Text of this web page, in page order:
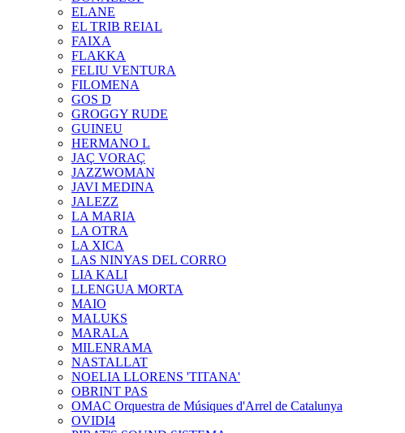
ELANE
EL TRIB REIAL
FAIXA
FLAKKA
FELIU VENTURA
FILOMENA
GOS D
GROGGY RUDE
GUINEU
HERMANO L
JAÇ VORAÇ
JAZZWOMAN
JAVI MEDINA
JALEZZ
LA MARIA
LA OTRA
LA XICA
LAS NINYAS DEL CORRO
LIA KALI
LLENGUA MORTA
MAIO
MALUKS
MARALA
MILENRAMA
NASTALLAT
NOELIA LLORENS 'TITANA'
OBRINT PAS
OMAC Orquestra de Músiques d'Arrel de Catalunya
OVIDI4